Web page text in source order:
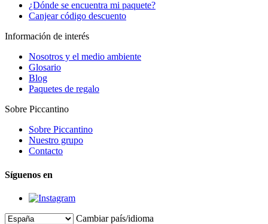
¿Dónde se encuentra mi paquete?
Canjear código descuento
Información de interés
Nosotros y el medio ambiente
Glosario
Blog
Paquetes de regalo
Sobre Piccantino
Sobre Piccantino
Nuestro grupo
Contacto
Síguenos en
Cambiar país/idioma